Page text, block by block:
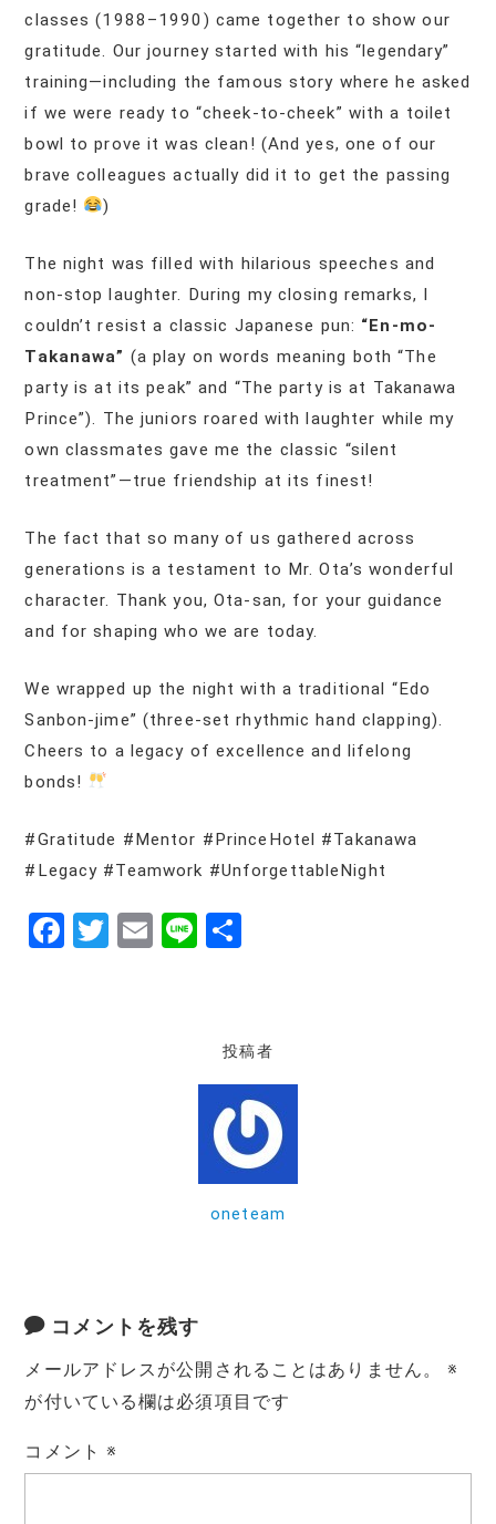
classes (1988–1990) came together to show our
gratitude. Our journey started with his “legendary”
training—including the famous story where he asked
if we were ready to “cheek-to-cheek” with a toilet
bowl to prove it was clean! (And yes, one of our
brave colleagues actually did it to get the passing
grade!
)
The night was filled with hilarious speeches and
non-stop laughter. During my closing remarks, I
couldn’t resist a classic Japanese pun: “En-mo-
Takanawa” (a play on words meaning both “The
party is at its peak” and “The party is at Takanawa
Prince”). The juniors roared with laughter while my
own classmates gave me the classic “silent
treatment”—true friendship at its finest!
The fact that so many of us gathered across
generations is a testament to Mr. Ota’s wonderful
character. Thank you, Ota-san, for your guidance
and for shaping who we are today.
We wrapped up the night with a traditional “Edo
Sanbon-jime” (three-set rhythmic hand clapping).
Cheers to a legacy of excellence and lifelong
bonds!
#Gratitude #Mentor #PrinceHotel #Takanawa
#Legacy #Teamwork #UnforgettableNight
F
T
E
Li
投稿者
oneteam
コメントを残す
メールアドレスが公開されることはありません。
※
が付いている欄は必須項目です
コメント※